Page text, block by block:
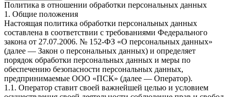
Политика в отношении обработки персональных данных
1. Общие положения
Настоящая политика обработки персональных данных
составлена в соответствии с требованиями Федерального
закона от 27.07.2006. № 152-ФЗ «О персональных данных»
(далее — Закон о персональных данных) и определяет
порядок обработки персональных данных и меры по
обеспечению безопасности персональных данных,
предпринимаемые ООО «ПСК» (далее — Оператор).
1.1. Оператор ставит своей важнейшей целью и условием